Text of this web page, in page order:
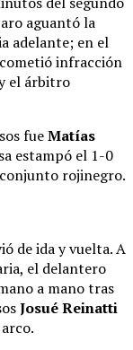
aguantó la
adelante; en el
infracción
el árbitro
fueMatías
estampó el 1-0
rojinegro.
de ida y vuelta. A
el delantero
a mano tras
Josué Reinatti